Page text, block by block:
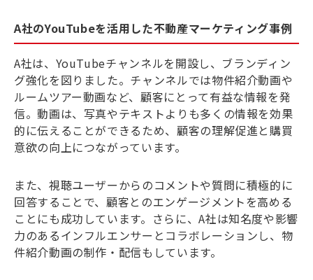
A社のYouTubeを活用した不動産マーケティング事例
A社は、YouTubeチャンネルを開設し、ブランディン
グ強化を図りました。チャンネルでは物件紹介動画や
ルームツアー動画など、顧客にとって有益な情報を発
信。動画は、写真やテキストよりも多くの情報を効果
的に伝えることができるため、顧客の理解促進と購買
意欲の向上につながっています。
また、視聴ユーザーからのコメントや質問に積極的に
回答することで、顧客とのエンゲージメントを高める
ことにも成功しています。さらに、A社は知名度や影響
力のあるインフルエンサーとコラボレーションし、物
件紹介動画の制作・配信もしています。